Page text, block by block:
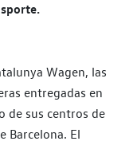
Wagen, las
entregadas en
de sus centros de
Barcelona. El